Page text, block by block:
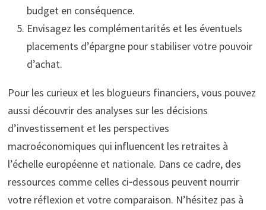
budget en conséquence.
Envisagez les complémentarités et les éventuels
placements d’épargne pour stabiliser votre pouvoir
d’achat.
Pour les curieux et les blogueurs financiers, vous pouvez
aussi découvrir des analyses sur les décisions
d’investissement et les perspectives
macroéconomiques qui influencent les retraites à
l’échelle européenne et nationale. Dans ce cadre, des
ressources comme celles ci‑dessous peuvent nourrir
votre réflexion et votre comparaison. N’hésitez pas à